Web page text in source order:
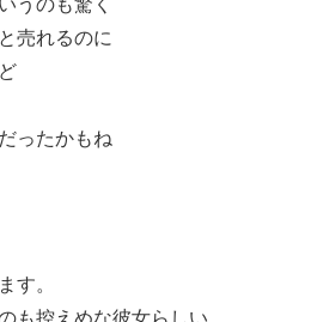
うのも驚く
売れるのに
ったかもね
す。